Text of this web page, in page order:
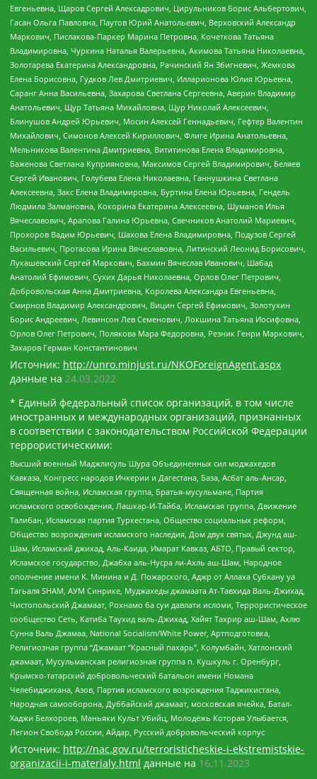
Евгеньевна, Щаров Сергей Алексадрович, Цирульников Борис Альбертович,
Гасан Ольга Павловна, Паутов Юрий Анатольевич, Верховский Александр
Маркович, Пислакова-Паркер Марина Петровна, Кочеткова Татьяна
Владимировна, Чуркина Наталья Валерьевна, Акимова Татьяна Николаевна,
Золотарева Екатерина Александровна, Рачинский Ян Збигневич, Жемкова
Елена Борисовна, Гудков Лев Дмитриевич, Илларионова Юлия Юрьевна,
Саранг Анна Васильевна, Захарова Светлана Сергеевна, Аверин Владимир
Анатольевич, Щур Татьяна Михайловна, Щур Николай Алексеевич,
Блинушов Андрей Юрьевич, Мосин Алексей Геннадьевич, Гефтер Валентин
Михайлович, Симонов Алексей Кириллович, Флиге Ирина Анатольевна,
Мельникова Валентина Дмитриевна, Вититинова Елена Владимировна,
Баженова Светлана Куприяновна, Максимов Сергей Владимирович, Беляев
Сергей Иванович, Голубева Елена Николаевна, Ганнушкина Светлана
Алексеевна, Закс Елена Владимировна, Буртина Елена Юрьевна, Гендель
Людмила Залмановна, Кокорина Екатерина Алексеевна, Шуманов Илья
Вячеславович, Арапова Галина Юрьевна, Свечников Анатолий Мариевич,
Прохоров Вадим Юрьевич, Шахова Елена Владимировна, Подузов Сергей
Васильевич, Протасова Ирина Вячеславовна, Литинский Леонид Борисович,
Лукашевский Сергей Маркович, Бахмин Вячеслав Иванович, Шабад
Анатолий Ефимович, Сухих Дарья Николаевна, Орлов Олег Петрович,
Добровольская Анна Дмитриевна, Королева Александра Евгеньевна,
Смирнов Владимир Александрович, Вицин Сергей Ефимович, Золотухин
Борис Андреевич, Левинсон Лев Семенович, Локшина Татьяна Иосифовна,
Орлов Олег Петрович, Полякова Мара Федоровна, Резник Генри Маркович,
Захаров Герман Константинович
Источник: http://unro.minjust.ru/NKOForeignAgent.aspx
данные на 24.03.2022
* Единый федеральный список организаций, в том числе
иностранных и международных организаций, признанных
в соответствии с законодательством Российской Федерации
террористическими:
Высший военный Маджлисуль Шура Объединенных сил моджахедов
Кавказа, Конгресс народов Ичкерии и Дагестана, База, Асбат аль-Ансар,
Священная война, Исламская группа, Братья-мусульмане, Партия
исламского освобождения, Лашкар-И-Тайба, Исламская группа, Движение
Талибан, Исламская партия Туркестана, Общество социальных реформ,
Общество возрождения исламского наследия, Дом двух святых, Джунд аш-
Шам, Исламский джихад, Аль-Каида, Имарат Кавказ, АБТО, Правый сектор,
Исламское государство, Джабха аль-Нусра ли-Ахль аш-Шам, Народное
ополчение имени К. Минина и Д. Пожарского, Аджр от Аллаха Субхану уа
Тагьаля SHAM, АУМ Синрике, Муджахеды джамаата Ат-Тавхида Валь-Джихад,
Чистопольский Джамаат, Рохнамо ба суи давлати исломи, Террористическое
сообщество Сеть, Катиба Таухид валь-Джихад, Хайят Тахрир аш-Шам, Ахлю
Сунна Валь Джамаа, National Socialism/White Power, Артподготовка,
Религиозная группа “Джамаат “Красный пахарь”, Колумбайн, Хатлонский
джамаат, Мусульманская религиозная группа п. Кушкуль г. Оренбург,
Крымско-татарский добровольческий батальон имени Номана
Челебиджихана, Азов, Партия исламского возрождения Таджикистана,
Народная самооборона, Дуббайский джамаат, московская ячейка, Батал-
Хаджи Белхороев, Маньяки Культ Убийц, Молодёжь Которая Улыбается,
Легион Свобода России, Айдар, Русский добровольческий корпус
Источник: http://nac.gov.ru/terroristicheskie-i-ekstremistskie-
organizacii-i-materialy.html данные на 16.11.2023